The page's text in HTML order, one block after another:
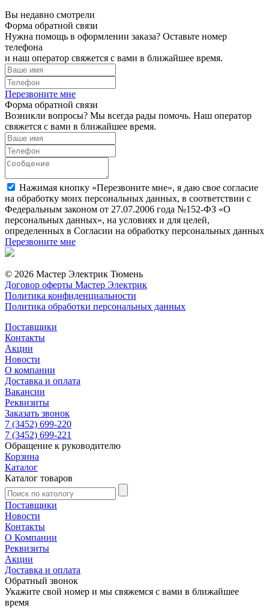
Вы недавно смотрели
Форма обратной связи
Нужна помощь в оформлении заказа? Оставьте номер
телефона
и наш оператор свяжется с вами в ближайшее время.
Перезвоните мне
Форма обратной связи
Возникли вопросы? Мы всегда рады помочь. Наш оператор
свяжется с вами в ближайшее время.
Нажимая кнопку «Перезвоните мне», я даю свое согласие
на обработку моих персональных данных, в соответствии с
Федеральным законом от 27.07.2006 года №152-ФЗ «О
персональных данных», на условиях и для целей,
определенных в Согласии на обработку персональных данных
Перезвоните мне
© 2026 Мастер Электрик Тюмень
Договор оферты Мастер Электрик
Политика конфиденциальности
Политика обработки персональных данных
Поставщики
Контакты
Акции
Новости
О компании
Доставка и оплата
Вакансии
Реквизиты
Заказать звонок
7 (3452) 699-220
7 (3452) 699-221
Обращение к руководителю
Корзина
Каталог
Каталог товаров
Поставщики
Новости
Контакты
О Компании
Реквизиты
Акции
Доставка и оплата
Обратный звонок
Укажите свой номер и мы свяжемся с вами в ближайшее
время